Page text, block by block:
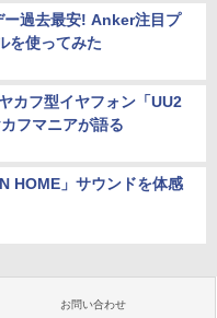
過去最安! Anker注目プ
を使ってみた
カフ型イヤフォン「UU2
フマニアが語る
HOME」サウンドを体感
お問い合わせ